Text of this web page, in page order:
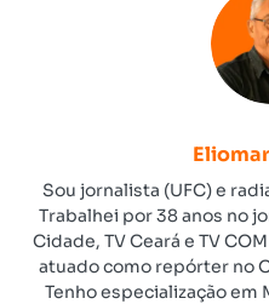
Sou jornalista (UFC) e
Trabalhei por 38 anos no
Cidade, TV Ceará e TV
atuado como repórter no
Tenho especialização em